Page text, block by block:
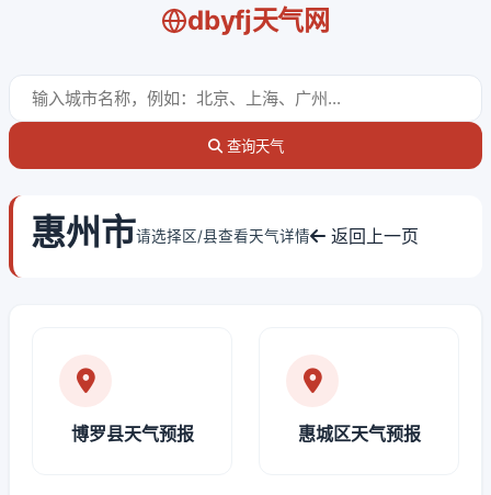
dbyfj天气网
查询天气
惠州市请选择区/县查看天气详情 返回上一页
博罗县天气预报 惠城区天气预报